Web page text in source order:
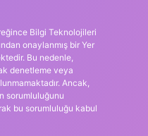
Bilgi Teknolojileri
onaylanmış bir Yer
Bu nedenle,
denetleme veya
Ancak,
sorumluluğunu
bu sorumluluğu kabul